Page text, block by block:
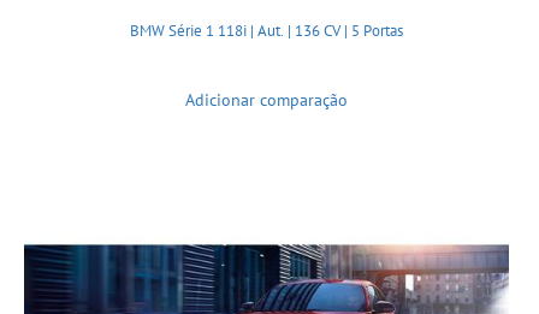
BMW Série 1 118i | Aut. | 136 CV | 5 Portas
Adicionar comparação